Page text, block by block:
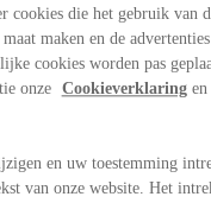
cookies die het gebruik van
maken en de
cookies worden pas
onze
Cookieverklaringen
en uw toestemming
van onze website. Het